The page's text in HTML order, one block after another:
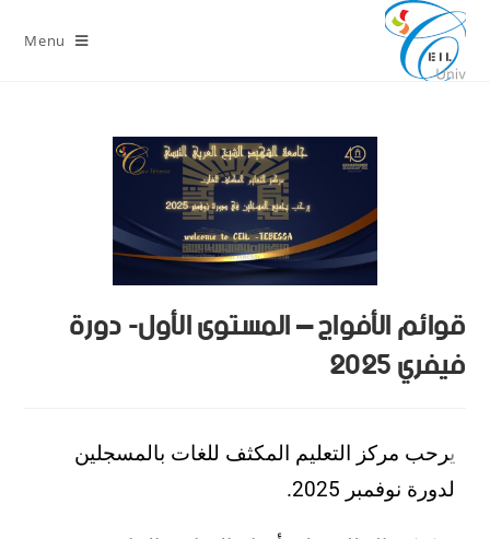
Menu
قوائم الأفواج – المستوى الأول- دورة
فيفري 2025
يرحب مركز التعليم المكثف للغات بالمسجلين
لدورة نوفمبر 2025.